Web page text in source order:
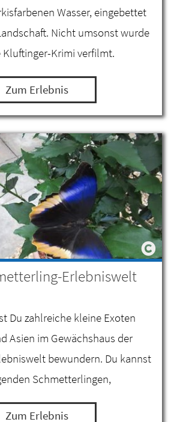
Wasser, eingebettet
Nicht umsonst wurde
Krimi verfilmt.
Zum Erlebnis
Erlebniswelt
Du zahlreiche kleine Exoten
Asien im Gewächshaus der
bewundern. Du kannst
Schmetterlingen,
Leguan, Bartagamen und
Zum Erlebnis